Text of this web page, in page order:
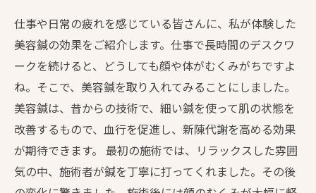
仕事や日常の疲れを感じている皆さんに、私が体験した
美容鍼の効果をご紹介します。仕事で長時間のデスクワ
ークを続けると、どうしても顔や体がむくみがちですよ
ね。そこで、美容鍼を取り入れてみることにしました。
美容鍼は、昔からの技術で、細い鍼を使って肌の状態を
改善するもので、血行を促進し、新陳代謝を高める効果
が期待できます。 最初の施術では、リラックスした雰囲
気の中、施術者が鍼を丁寧に打ってくれました。その後